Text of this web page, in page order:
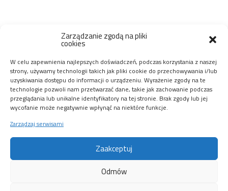
Zarządzanie zgodą na pliki
cookies
W celu zapewnienia najlepszych doświadczeń, podczas korzystania z naszej
strony, używamy technologii takich jak pliki cookie do przechowywania i/lub
uzyskiwania dostępu do informacji o urządzeniu. Wyrażenie zgody na te
technologie pozwoli nam przetwarzać dane, takie jak zachowanie podczas
przeglądania lub unikalne identyfikatory na tej stronie. Brak zgody lub jej
wycofanie może negatywnie wpłynąć na niektóre funkcje.
Zarządzaj serwisami
Zaakceptuj
Odmów
Wynajem
Wynajem
Oświetlenia Wykonanie: